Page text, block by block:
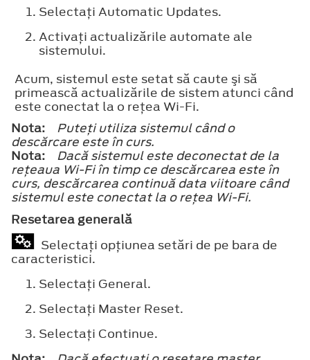
Selectaţi Automatic Updates.
Activaţi actualizările automate ale
sistemului.
Acum, sistemul este setat să caute şi să
primească actualizările de sistem atunci când
este conectat la o reţea Wi-Fi.
Nota:
Puteţi utiliza sistemul când o
descărcare este în curs.
Nota:
Dacă sistemul este deconectat de la
reţeaua Wi-Fi în timp ce descărcarea este în
curs, descărcarea continuă data viitoare când
sistemul este conectat la o reţea Wi-Fi.
Resetarea generală
Selectaţi opţiunea setări de pe bara de
caracteristici.
Selectaţi General.
Selectaţi Master Reset.
Selectaţi Continue.